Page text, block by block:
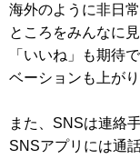
海外のように非日
ところをみんなに
「いいね」も期待
ベーションも上がり
また、SNSは連絡
SNSアプリには通